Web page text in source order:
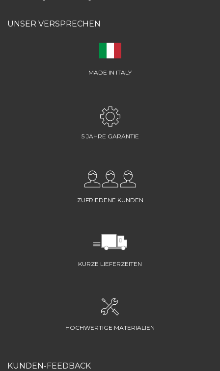
UNSER VERSPRECHEN
MADE IN ITALY
5 JAHRE GARANTIE
ZUFRIEDENE KUNDEN
KURZE LIEFERZEITEN
HOCHWERTIGE MATERIALIEN
KUNDEN-FEEDBACK